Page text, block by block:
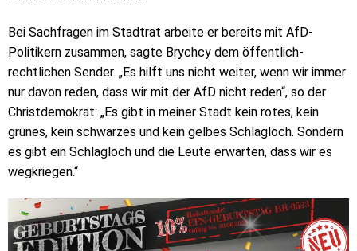
Bei Sachfragen im Stadtrat arbeite er bereits mit AfD-
Politikern zusammen, sagte Brychcy dem öffentlich-
rechtlichen Sender. „Es hilft uns nicht weiter, wenn wir immer
nur davon reden, dass wir mit der AfD nicht reden“, so der
Christdemokrat: „Es gibt in meiner Stadt kein rotes, kein
grünes, kein schwarzes und kein gelbes Schlagloch. Sondern
es gibt ein Schlagloch und die Leute erwarten, dass wir es
wegkriegen.“